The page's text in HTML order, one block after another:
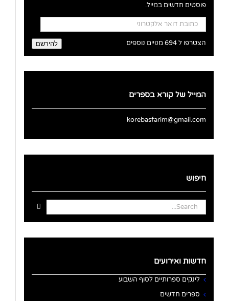
פוסטים חדשים במייל.
כתובת
דואר
אלקטרוני
להירשם הצטרפו ל 694 מנויים נוספים
המייל של קורא בספרים
korebasfarim@gmail.com
חיפוש
Search
for:
חדשות ואירועים
לינקים ספרותיים לסוף השבוע
ספרים חדשים